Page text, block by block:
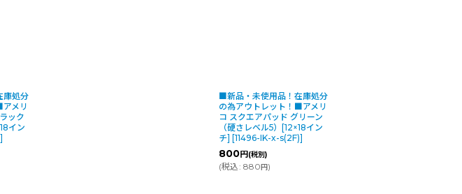
350rpmまでのマシンで使用可能です。
庫処分
メリ
ック
イン
]
■新品・未使用品！在庫処分
の為アウトレット！■アメリ
コ スクエアパッド グリーン
（硬さレベル5）[12×18イン
チ] [11496-IK-x-s(2F)]
800円 (税別)
(税込: 880 円)